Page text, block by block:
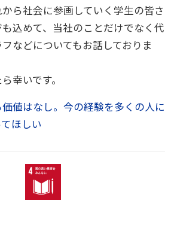
ら社会に参画していく学生の皆さ
込めて、当社のことだけでなく代
などについてもお話しておりま
幸いです。
値はなし。今の経験を多くの人に
ほしい